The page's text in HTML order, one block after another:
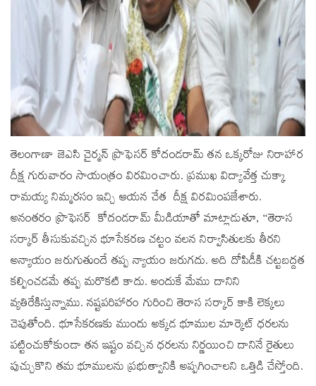
తెలంగాణా జెఎసి చైర్మన్ ప్రొఫెసర్ కోదండరామ్ తన ఒక్కరోజు నిరాహార
దీక్ష గురువారం సాయంత్రం విరమించారు. ప్రముఖ విద్యావేత్త చుక్కా
రామయ్య నిమ్మరసం ఇచ్చి ఆయన చేత దీక్ష విరమింపజేశారు.
అనంతరం ప్రొఫెసర్ కోదండరామ్ మీడియాతో మాట్లాడుతూ, “తెరాస
సర్కార్ తీసుకువచ్చిన భూసేకరణ చట్టం వలన నిర్వాసితులకు తీరని
అన్యాయం జరుగుతుందే తప్ప న్యాయం జరుగదు. అది దోపిడీకి చట్టబద్దత
కల్పించడమే తప్ప మరొకటి కాదు. అందుకే మేము దానిని
వ్యతిరేకిస్తున్నాము. నష్టపరిహారం గురించి తెరాస సర్కార్ కాకి లెక్కలు
చెపుతోంది. భూసేకరణకు ముందు అక్కడ భూముల మార్కెట్ ధరలను
పట్టించుకోకుండా తన ఇష్టం వచ్చిన ధరలను నిర్ణయించి దానినే రైతులు
పుచ్చుకొని తమ భూములను ప్రభుత్వానికి అప్పగించాలని ఒత్తిడి చేస్తోంది.